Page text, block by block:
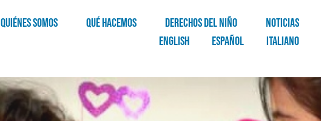
QUIÉNES SOMOS QUÉ HACEMOS DERECHOS DEL NIÑO NOTICIAS
English
Español Italiano